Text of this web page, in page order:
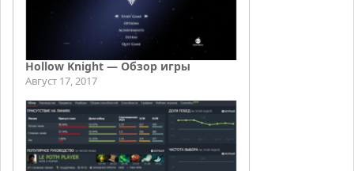
Hollow Knight — Обзор игры
Август 17, 2017